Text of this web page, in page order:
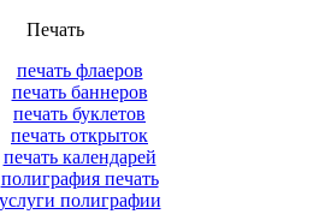
Печать
печать флаеров
печать баннеров
печать буклетов
печать открыток
печать календарей
полиграфия печать
услуги полиграфии